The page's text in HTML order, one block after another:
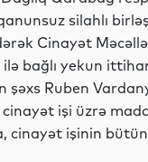
silahlı
Cinayət
bağlı yekun
Ruben
işi üzrə
cinayət işinin